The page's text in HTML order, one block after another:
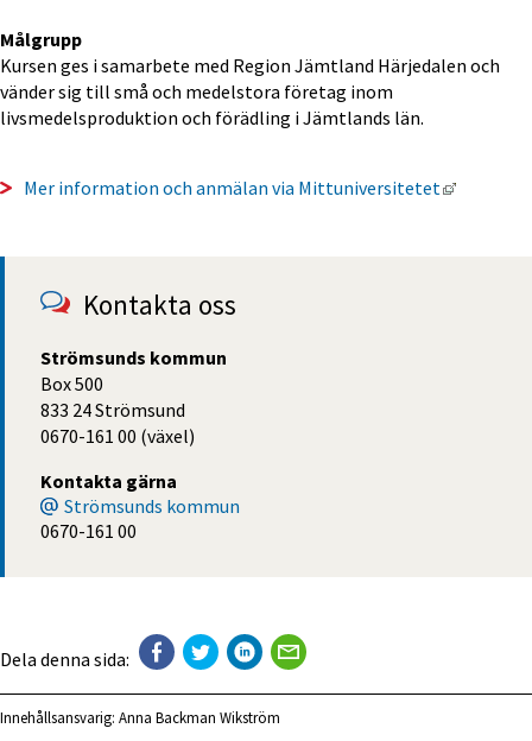
Målgrupp
Kursen ges i samarbete med Region Jämtland Härjedalen och
vänder sig till små och medelstora företag inom
livsmedelsproduktion och förädling i Jämtlands län.
Mer information och anmälan via Mittuniversitetet Länk till
Kontakta oss
Strömsunds kommun
Box 500
833 24 Strömsund
0670-161 00 (växel)
Kontakta gärna
Strömsunds kommun
0670-161 00
Dela denna sida:
Innehållsansvarig: Anna Backman Wikström